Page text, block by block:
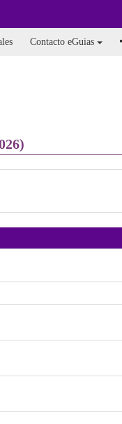
Contacto eGuias